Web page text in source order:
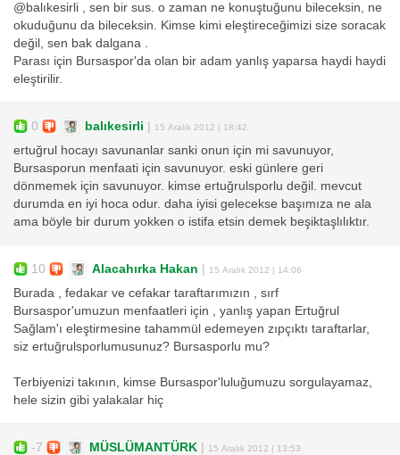
@balıkesirli , sen bir sus. o zaman ne konuştuğunu bileceksin, ne
okuduğunu da bileceksin. Kimse kimi eleştireceğimizi size soracak
değil, sen bak dalgana .
Parası için Bursaspor'da olan bir adam yanlış yaparsa haydi haydi
eleştirilir.
0 balıkesirli | 15 Aralık 2012 | 18:42
ertuğrul hocayı savunanlar sanki onun için mi savunuyor,
Bursasporun menfaati için savunuyor. eski günlere geri
dönmemek için savunuyor. kimse ertuğrulsporlu değil. mevcut
durumda en iyi hoca odur. daha iyisi gelecekse başımıza ne ala
ama böyle bir durum yokken o istifa etsin demek beşiktaşlılıktır.
10 Alacahırka Hakan | 15 Aralık 2012 | 14:06
Burada , fedakar ve cefakar taraftarımızın , sırf
Bursaspor'umuzun menfaatleri için , yanlış yapan Ertuğrul
Sağlam'ı eleştirmesine tahammül edemeyen zıpçıktı taraftarlar,
siz ertuğrulsporlumusunuz? Bursasporlu mu?
Terbiyenizi takının, kimse Bursaspor'luluğumuzu sorgulayamaz,
hele sizin gibi yalakalar hiç
-7 MÜSLÜMANTÜRK | 15 Aralık 2012 | 13:53